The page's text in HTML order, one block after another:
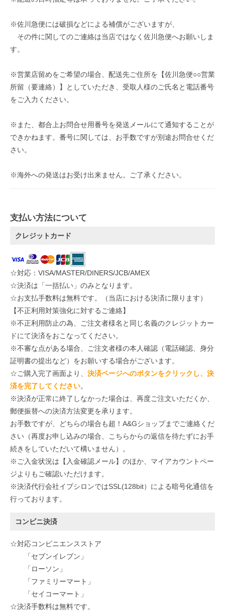
※佐川急便には破損などによる補償がございますが、
その件に関してのご連絡は当店ではなく佐川急便へお願いしま
す。
※営業店留めをご希望の場合、配送先ご住所を【佐川急便○○営業
所留（要連絡）】としていただき、受取人様のご氏名と電話番号
をご入力ください。
※また、都合上お問合せ用番号を発送メールにて通知することが
できかねます。番号に関しては、お手数ですが別途お問合せくだ
さい。
※海外への発送はお受け出来ません。ご了承ください。
支払い方法について
クレジットカード
☆対応：VISA/MASTER/DINERS/JCB/AMEX
☆決済は「一括払い」のみとなります。
☆お支払手数料は無料です。（当店における決済に限ります）
【不正利用対策強化に対するご連絡】
※不正利用防止の為、ご注文者様名と同じ名義のクレジットカー
ドにて決済をおこなってください。
※不審な点がある場合、ご注文者様の本人確認（電話確認、身分
証明書の提出など）をお願いする場合がございます。
☆ご購入完了画面より、 決済ページへのボタンをクリックし、決
済を完了してください。
※決済が正常に終了しなかった場合は、再度ご注文いただくか、
郵便振替への決済方法変更を承ります。
お手数ですが、どちらの場合も超！A&Gショップまでご連絡くだ
さい（再度お申し込みの場合、こちらからの返信を待たずにお手
続きをしていただいて構いません）。
※ご入金状況は【入金確認メール】のほか、マイアカウントペー
ジよりもご確認いただけます。
※決済代行会社イプシロンではSSL(128bit）による暗号化通信を
行っております。
コンビニ決済
☆対応コンビニエンスストア
「セブンイレブン」
「ローソン」
「ファミリーマート」
「セイコーマート」
☆決済手数料は無料です。